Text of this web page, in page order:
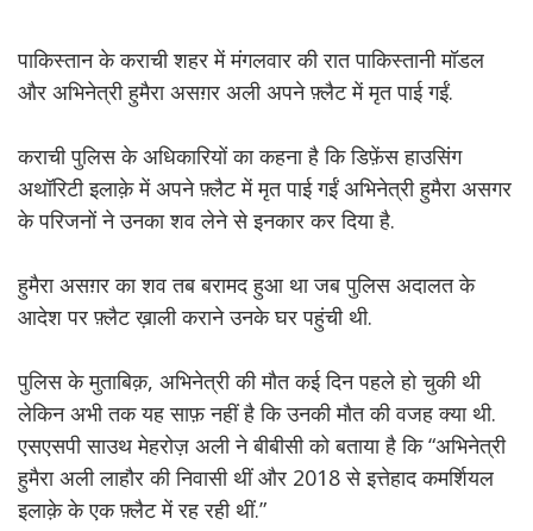
पाकिस्तान के कराची शहर में मंगलवार की रात पाकिस्तानी मॉडल
और अभिनेत्री हुमैरा असग़र अली अपने फ़्लैट में मृत पाई गईं.
कराची पुलिस के अधिकारियों का कहना है कि डिफ़ेंस हाउसिंग
अथॉरिटी इलाक़े में अपने फ़्लैट में मृत पाई गईं अभिनेत्री हुमैरा असगर
के परिजनों ने उनका शव लेने से इनकार कर दिया है.
हुमैरा असग़र का शव तब बरामद हुआ था जब पुलिस अदालत के
आदेश पर फ़्लैट ख़ाली कराने उनके घर पहुंची थी.
पुलिस के मुताबिक़, अभिनेत्री की मौत कई दिन पहले हो चुकी थी
लेकिन अभी तक यह साफ़ नहीं है कि उनकी मौत की वजह क्या थी.
एसएसपी साउथ मेहरोज़ अली ने बीबीसी को बताया है कि “अभिनेत्री
हुमैरा अली लाहौर की निवासी थीं और 2018 से इत्तेहाद कमर्शियल
इलाक़े के एक फ़्लैट में रह रही थीं.”